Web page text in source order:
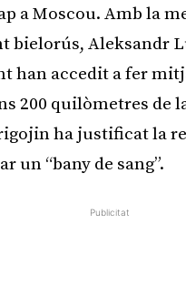
a Moscou. Amb la
bielorús, Aleksandr
han accedit a fer
200 quilòmetres de
ha justificat la
un “bany de sang”.
Publicitat